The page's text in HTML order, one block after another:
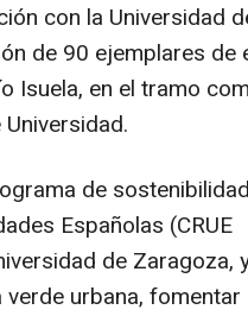
con la Universidad
de 90 ejemplares de
Isuela, en el tramo
de
Españolas (CRUE
de Zaragoza,
urbana, fomentar